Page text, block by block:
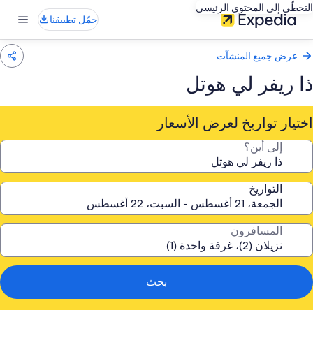
التخطّي إلى المحتوى الرئيسي
حمّل تطبيقنا
عرض جميع المنشآت
ذا ريفر لي هوتل
اختيار تواريخ لعرض الأسعار
إلى أين؟
التواريخ
المسافرون
بحث